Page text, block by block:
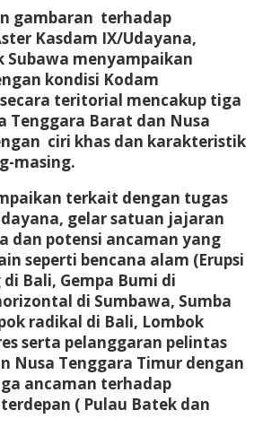
gambaran terhadap
Kasdam IX/Udayana,
Subawa menyampaikan
kondisi Kodam
teritorial mencakup tiga
Tenggara Barat dan Nusa
ciri khas dan karakteristik
masing.
terkait dengan tugas
gelar satuan jajaran
dan potensi ancaman yang
seperti bencana alam (Erupsi
Bali, Gempa Bumi di
di Sumbawa, Sumba
radikal di Bali, Lombok
serta pelanggaran pelintas
Nusa Tenggara Timur dengan
ancaman terhadap
( Pulau Batek dan